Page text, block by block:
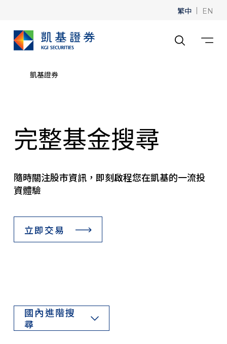
繁中 | EN
凱基證券
完整基金搜尋
隨時關注股市資訊，即刻啟程您在凱基的一流投
資體驗
立即交易
國內進階搜
尋